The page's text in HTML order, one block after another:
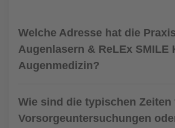
Welche Adresse hat die
Augenlasern & ReLEx SMILE
Augenmedizin?
Wie sind die typischen Zeiten
Vorsorgeuntersuchungen